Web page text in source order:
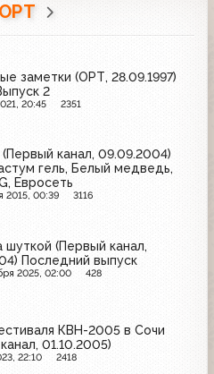
ОРТ
заметки (ОРТ, 28.09.1997)
2
20:45 2351
(Первый канал, 09.09.2004)
гель, Белый медведь,
Евросеть
2015, 00:39 3116
шуткой (Первый канал,
Последний выпуск
2025, 02:00 428
КВН-2005 в Сочи
01.10.2005)
22:10 2418